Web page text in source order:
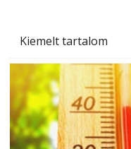
Kiemelt tartalom